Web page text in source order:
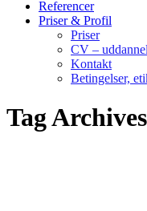
Referencer
Priser & Profil
Priser
CV –
Kontakt
Betingelser,
Tag